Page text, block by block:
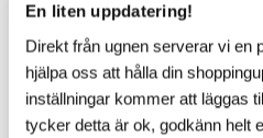
En liten uppdatering!
Direkt från ugnen serverar vi en
hjälpa oss att hålla din
inställningar kommer att läggas
tycker detta är ok, godkänn helt